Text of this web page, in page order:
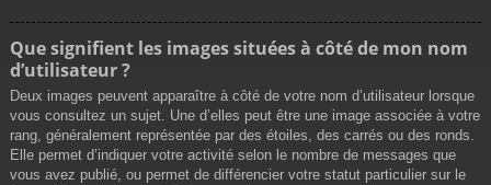
Que signifient les images situées à côté de mon nom
d’utilisateur ?
Deux images peuvent apparaître à côté de votre nom d’utilisateur lorsque
vous consultez un sujet. Une d’elles peut être une image associée à votre
rang, généralement représentée par des étoiles, des carrés ou des ronds.
Elle permet d’indiquer votre activité selon le nombre de messages que
vous avez publié, ou permet de différencier votre statut particulier sur le